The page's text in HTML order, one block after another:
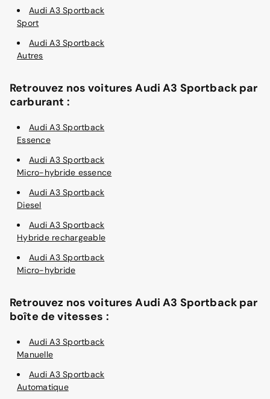
Audi A3 Sportback
Sport
Audi A3 Sportback
Autres
Retrouvez nos voitures Audi A3 Sportback par
carburant :
Audi A3 Sportback
Essence
Audi A3 Sportback
Micro-hybride essence
Audi A3 Sportback
Diesel
Audi A3 Sportback
Hybride rechargeable
Audi A3 Sportback
Micro-hybride
Retrouvez nos voitures Audi A3 Sportback par
boîte de vitesses :
Audi A3 Sportback
Manuelle
Audi A3 Sportback
Automatique